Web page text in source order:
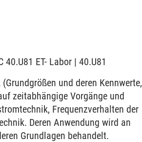
ET- Labor | 40.U81
und deren Kennwerte,
zeitabhängige Vorgänge und
Frequenzverhalten der
Deren Anwendung wird an
Grundlagen behandelt.